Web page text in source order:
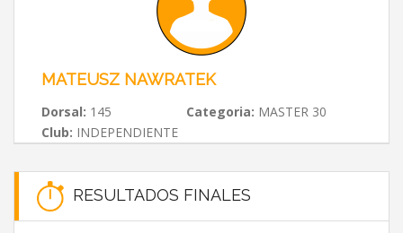
MATEUSZ NAWRATEK
Dorsal: 145 Categoria: MASTER 30
Club: INDEPENDIENTE
RESULTADOS FINALES